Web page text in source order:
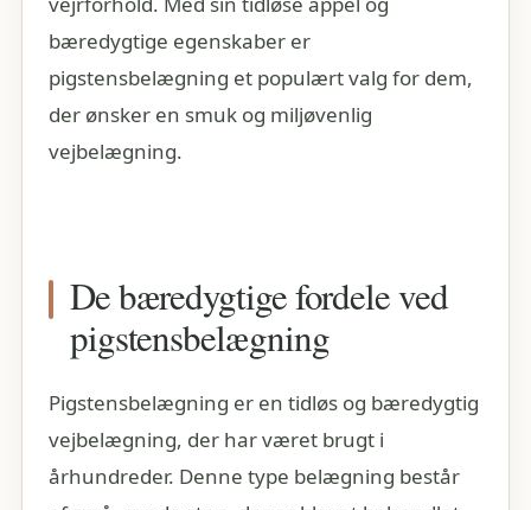
bæredygtige egenskaber er
pigstensbelægning et populært valg for dem,
der ønsker en smuk og miljøvenlig
vejbelægning.
De bæredygtige fordele ved
pigstensbelægning
Pigstensbelægning er en tidløs og bæredygtig
vejbelægning, der har været brugt i
århundreder. Denne type belægning består